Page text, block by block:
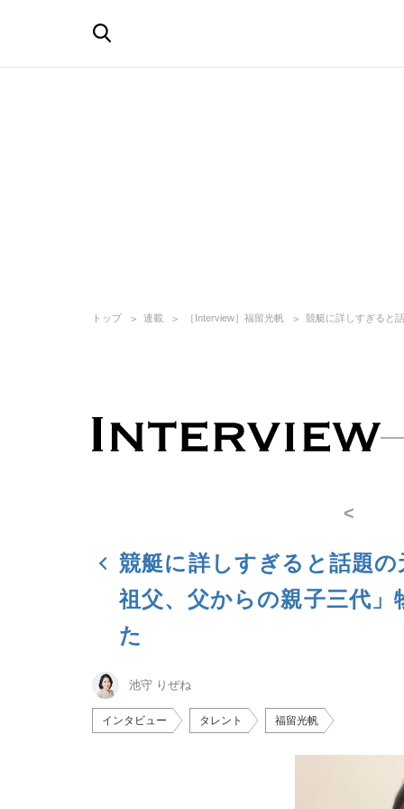
トップ 連載 ［Interview］福留光帆 競艇に詳しすぎると
<
競艇に詳しすぎると話題
祖父、父からの親子三代
た
池守 りぜね
インタビュー タレント 福留光帆